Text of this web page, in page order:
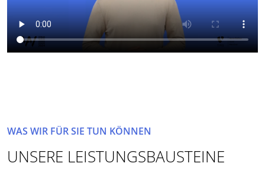
WAS WIR FÜR SIE TUN KÖNNEN
UNSERE LEISTUNGSBAUSTEINE